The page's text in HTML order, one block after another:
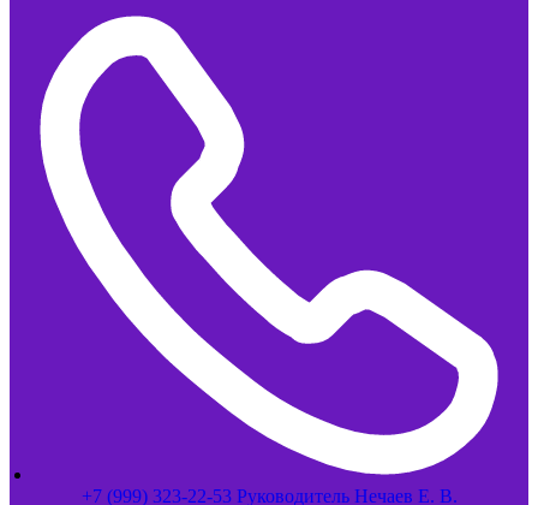
+7 (999) 323-22-53 Руководитель Нечаев Е. В.